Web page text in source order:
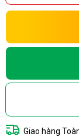
Giao hàng